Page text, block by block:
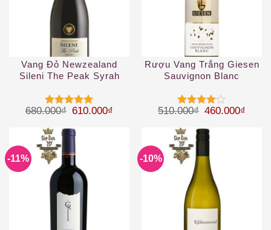
Vang Đỏ Newzealand
Sileni The Peak Syrah
Được xếp
sao
680.000₫ Giá gốc là: 680.000₫.
610.000₫ Giá hiện tại là: 610.000₫.
Rượu Vang Trắng Giesen
Sauvignon Blanc
Được
45 sao
510.000₫ Giá gốc là:
460.000₫
-11% -10%